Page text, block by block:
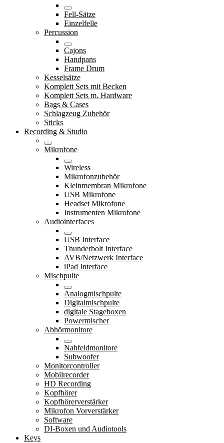
Fell-Sätze
Einzelfelle
Percussion
Cajons
Handpans
Frame Drum
Kesselsätze
Komplett Sets mit Becken
Komplett Sets m. Hardware
Bags & Cases
Schlagzeug Zubehör
Sticks
Recording & Studio
Mikrofone
Wireless
Mikrofonzubehör
Kleinmembran Mikrofone
USB Mikrofone
Headset Mikrofone
Instrumenten Mikrofone
Audiointerfaces
USB Interface
Thunderbolt Interface
AVB/Netzwerk Interface
iPad Interface
Mischpulte
Analogmischpulte
Digitalmischpulte
digitale Stageboxen
Powermischer
Abhörmonitore
Nahfeldmonitore
Subwoofer
Monitorcontroller
Mobilrecorder
HD Recording
Kopfhörer
Kopfhörerverstärker
Mikrofon Vorverstärker
Software
DI-Boxen und Audiotools
Keys